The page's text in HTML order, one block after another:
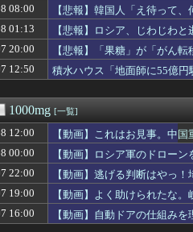
者に嫌がられる番組ばかり作ったフジ
マ娘】ドンナと海行きてえなあ
報】BYDの軽EVラッコを自動車評論
報】仕事のミス注意で一人だけ『完璧
市ガーｗ】研究者「防弾ガラスの中で
たのだ！
メディア「幻となった女性天皇。日本
人「村上宗隆パワー炸裂大きな25号ソ
総理「物価上昇を上回る賃上げを日
台】京楽「e ソードアート・オンライ
桃太郎伝説』というゲーム知ってるか
報】ワイ（28）、中学時代の同窓会
太ママの話が長いのって、多分同じ話
報】女性配信者「アスペの検査して
トルズ、オアシスに負ける。イギリス
洋戦争史振り返ると思ったけど日本よ
08:00
【悲報】韓国人「え待って
01:13
【悲報】ロシア、じわじわと
20:00
【悲報】「果糖」が「がん
12:50
積水ハウス「地面師に55億
1000mg [一覧]
12:00
【動画】これはお見事。中
00:00
【動画】ロシア軍のドロー
22:00
【動画】逃げる判断はやっ
19:00
【動画】よく助けられたな
16:00
【動画】自動ドアの仕組み